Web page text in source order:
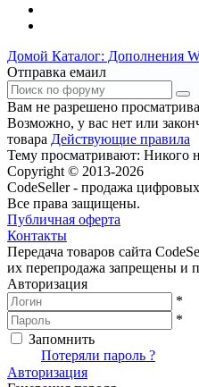
Домой Каталог: Дополнения
Отправка емаил
Вам не разрешено
Возможно, у вас нет или
товара Действующие правила
Тему просматривают: Никого
Copyright © 2013-2026
CodeSeller - продажа
Все права защищены.
Публичная оферта
Контакты
Передача товаров сайта
их перепродажа запрещены и
Авторизация
*
*
Запомнить
Потеряли пароль ?
Авторизация